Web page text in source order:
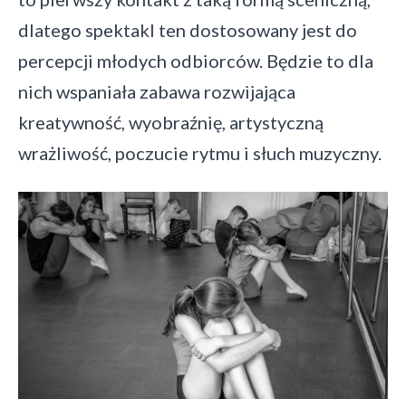
dlatego spektakl ten dostosowany jest do
percepcji młodych odbiorców. Będzie to dla
nich wspaniała zabawa rozwijająca
kreatywność, wyobraźnię, artystyczną
wrażliwość, poczucie rytmu i słuch muzyczny.